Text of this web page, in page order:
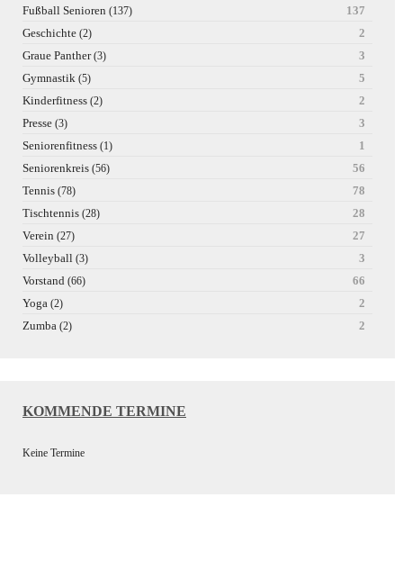
Fußball Senioren (137)
137
Geschichte (2)
2
Graue Panther(3)
3
Gymnastik (5)
5
Kinderfitness (2)
2
Presse (3)
3
Seniorenfitness (1)
1
Seniorenkreis (56)
56
Tennis (78)
78
Tischtennis (28)
28
Verein (27)
27
Volleyball (3)
3
Vorstand (66)
66
Yoga (2)
2
Zumba (2) 2
KOMMENDE TERMINE
Keine Termine